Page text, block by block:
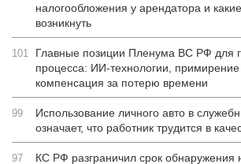
налогообложения у арендатора и
возникнуть
101
Главные позиции Пленума ВС РФ для
процесса: ИИ-технологии, примирение
компенсация за потерю времени
99
Использование личного авто в
означает, что работник трудится в
97
КС РФ разграничил срок обнаружения